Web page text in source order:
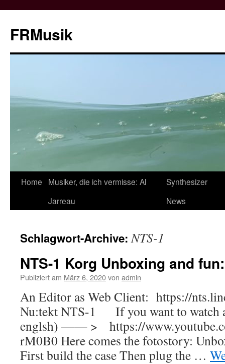
springen
FRMusik
Home
Musiker, die ich vermisse: Al
Jarreau
Synthesizer
News
Schlagwort-Archive:NTS-1
NTS-1 Korg Unboxing and fun:
Publiziert am März 6, 2020von admin
An Editor as Web Client: https://
Nu:tekt NTS-1 If you want to watch
englsh) —— > https://
rM0B0 Here comes the fotostory:
First build the case Then plug the …